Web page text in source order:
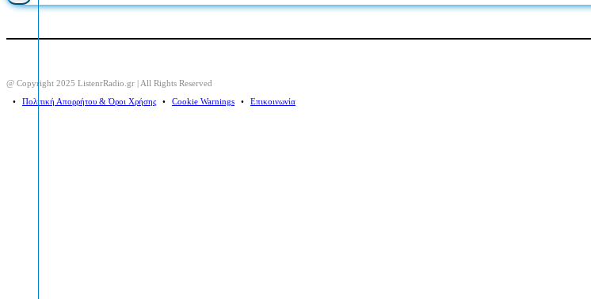
@ Copyright 2025 ListenrRadio.gr | All Rights Reserved
⠀•⠀ Πολιτική Απορρήτου & Όροι Χρήσης ⠀•⠀ Cookie Warnings ⠀•⠀ Επικοινωνία